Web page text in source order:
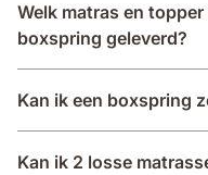
Welk matras en
boxspring geleverd?
Kan ik een boxspring
Kan ik 2 losse